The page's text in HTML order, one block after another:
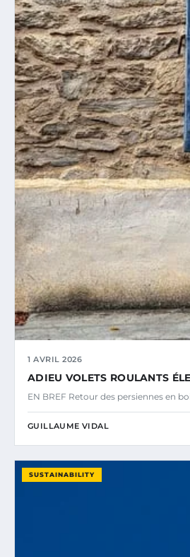
1 AVRIL 2026
ADIEU VOLETS ROULANTS
EN BREF Retour des persiennes en
GUILLAUME VIDAL
SUSTAINABILITY